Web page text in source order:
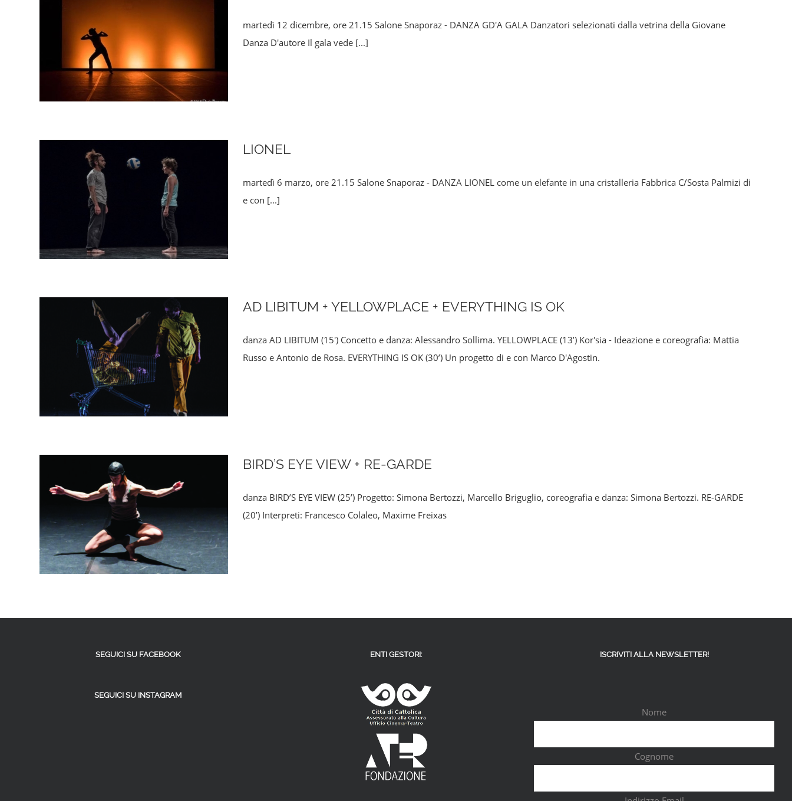
martedì 12 dicembre, ore 21.15 Salone Snaporaz - DANZA GD'A GALA Danzatori selezionati dalla vetrina della Giovane
Danza D'autore Il gala vede [...]
LIONEL
martedì 6 marzo, ore 21.15 Salone Snaporaz - DANZA LIONEL come un elefante in una cristalleria Fabbrica C/Sosta Palmizi di
e con [...]
AD LIBITUM + YELLOWPLACE + EVERYTHING IS OK
danza AD LIBITUM (15') Concetto e danza: Alessandro Sollima. YELLOWPLACE (13’) Kor'sia - Ideazione e coreografia: Mattia
Russo e Antonio de Rosa. EVERYTHING IS OK (30’) Un progetto di e con Marco D'Agostin.
BIRD’S EYE VIEW + RE-GARDE
danza BIRD’S EYE VIEW (25’) Progetto: Simona Bertozzi, Marcello Briguglio, coreografia e danza: Simona Bertozzi. RE-GARDE
(20’) Interpreti: Francesco Colaleo, Maxime Freixas
SEGUICI SU FACEBOOK
SEGUICI SU INSTAGRAM
ENTI GESTORI: ISCRIVITI ALLA NEWSLETTER!
Nome
Cognome